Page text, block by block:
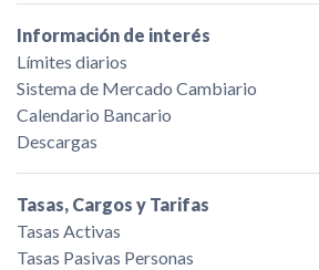
Información de interés
Límites diarios
Sistema de Mercado Cambiario
Calendario Bancario
Descargas
Tasas, Cargos y Tarifas
Tasas Activas
Tasas Pasivas Personas